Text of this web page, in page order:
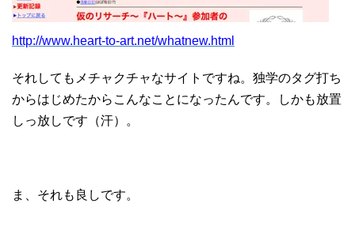
http://www.heart-to-art.net/whatnew.html
それしてもメチャクチャなサイトですね。独学のタグ打ち
からはじめたからこんなことになったんです。しかも放置
しっ放しです（汗）。
ま、それも良しです。